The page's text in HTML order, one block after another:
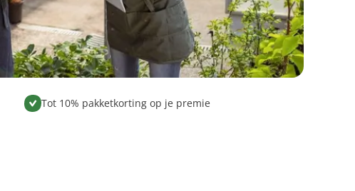
Tot 10% pakketkorting op je premie